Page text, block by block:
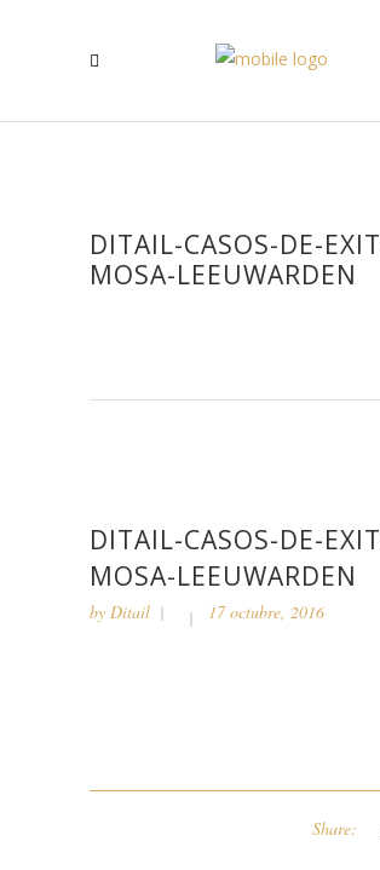
DITAIL-CASOS-DE-
MOSA-LEEUWARDEN
DITAIL-CASOS-DE-
MOSA-LEEUWARDEN
by Ditail 17 octubre, 2016
Share: